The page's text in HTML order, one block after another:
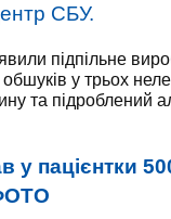
СБУ.
підпільне
у трьох
та підроблений
у пацієнтки